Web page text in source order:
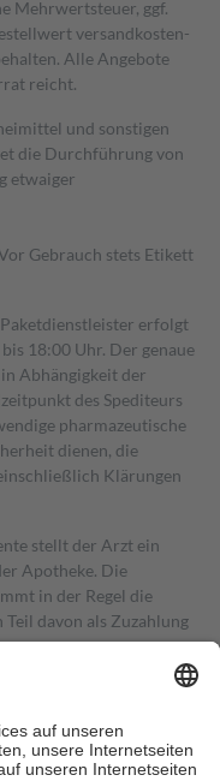
Mehrwertsteuer, ggf.
versand­kosten­
Alle Angebote
reicht.
und sonstigen
die Durchführung von
etwaiger
Gebrauch stets Etikett
erfolgt
18:00 Uhr. Der genaue
Abhängigkeit der
des Spediteurs
pharmazeutische
dienen, die
Klärungen
stellt der Arzt ein
Apotheke. Die
in der Regel die
davon als Zuzahlung
in Höhe von zehn
als die tatsächlichen
Online-Apotheken.